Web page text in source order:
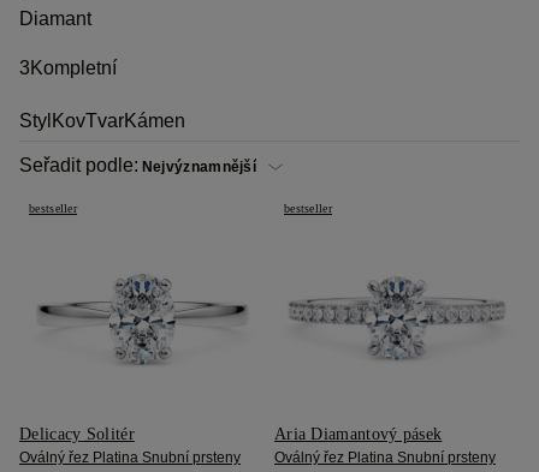
Diamant
3Kompletní
Styl KovTvarKámen
Seřadit podle:
bestseller
Delicacy Solitér
Oválný řez Platina Snubní prsteny
bestseller
Aria Diamantový pásek
Oválný řez Platina Snubní prsteny